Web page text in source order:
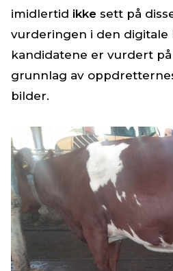
imidlertid ikke sett på
vurderingen i den digitale
kandidatene er vurdert
grunnlag av
bilder.